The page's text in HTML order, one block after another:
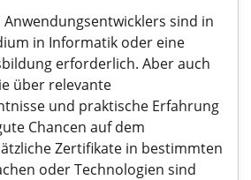
Anwendungsentwicklers sind in
in Informatik oder eine
erforderlich. Aber auch
über relevante
und praktische Erfahrung
Chancen auf dem
Zertifikate in bestimmten
oder Technologien sind